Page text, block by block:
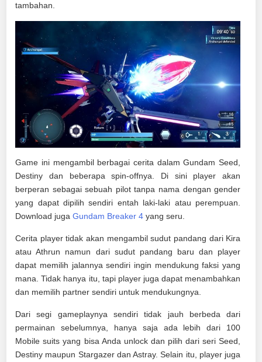
tambahan.
Game ini mengambil berbagai cerita dalam Gundam Seed,
Destiny dan beberapa spin-offnya. Di sini player akan
berperan sebagai sebuah pilot tanpa nama dengan gender
yang dapat dipilih sendiri entah laki-laki atau perempuan.
Download jugaGundam Breaker 4 yang seru.
Cerita player tidak akan mengambil sudut pandang dari Kira
atau Athrun namun dari sudut pandang baru dan player
dapat memilih jalannya sendiri ingin mendukung faksi yang
mana. Tidak hanya itu, tapi player juga dapat menambahkan
dan memilih partner sendiri untuk mendukungnya.
Dari segi gameplaynya sendiri tidak jauh berbeda dari
permainan sebelumnya, hanya saja ada lebih dari 100
Mobile suits yang bisa Anda unlock dan pilih dari seri Seed,
Destiny maupun Stargazer dan Astray. Selain itu, player juga